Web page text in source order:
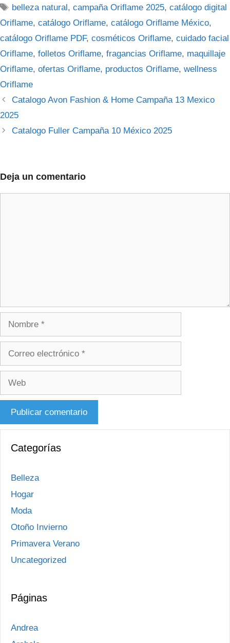
Etiquetas
belleza natural,campaña Oriflame 2025,catálogo digital
Oriflame, catálogo Oriflame, catálogo Oriflame México,
catálogo Oriflame PDF, cosméticos Oriflame, cuidado facial
Oriflame, folletos Oriflame, fragancias Oriflame, maquillaje
Oriflame, ofertas Oriflame, productos Oriflame, wellness
Oriflame
Catalogo Avon Fashion & Home Campaña 13 Mexico
2025
Catalogo Fuller Campaña 10 México 2025
Deja un comentario
Categorías
Belleza
Hogar
Moda
Otoño Invierno
Primavera Verano
Uncategorized
Páginas
Andrea